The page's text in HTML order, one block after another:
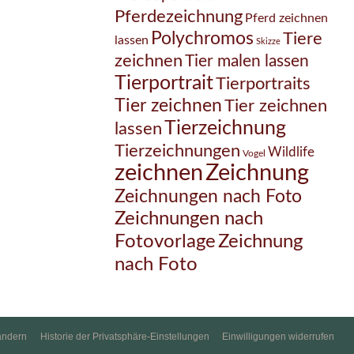
Pferdezeichnung Pferd zeichnen
lassen Polychromos Skizze Tiere
zeichnenTier malen lassen
TierportraitTierportraits
Tier zeichnenTier zeichnen
lassenTierzeichnung
Tierzeichnungen Vogel Wildlife
zeichnenZeichnung
Zeichnungen nach Foto
Zeichnungen nach
FotovorlageZeichnung
nach Foto
Historie der Privatsphäre-Einstellungen Einwilligungen widerrufen